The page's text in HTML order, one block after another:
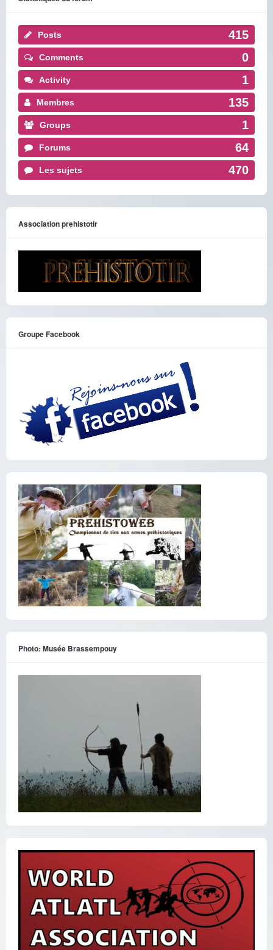
Posts 415
Comments 0
Activity 1
Membres 135
Groups 1
Forums 64
Les sujets 470
Association prehistotir
Groupe Facebook
Photo: Musée Brassempouy